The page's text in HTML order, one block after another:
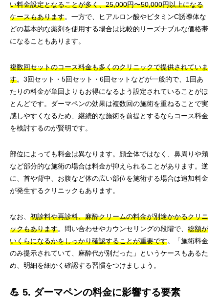
い料金設定となることが多く、25,000円〜50,000円以上になる
ケースもあります。一方で、ヒアルロン酸やビタミンC誘導体な
どの基本的な薬剤を使用する場合は比較的リーズナブルな価格帯
になることもあります。
複数回セットのコース料金も多くのクリニックで提供されていま
す。3回セット・5回セット・6回セットなどが一般的で、1回あ
たりの料金が単回よりもお得になるよう設定されていることがほ
とんどです。ダーマペンの効果は複数回の施術を重ねることで実
感しやすくなるため、継続的な施術を前提とするならコース料金
を検討するのが賢明です。
部位によっても料金は異なります。顔全体ではなく、鼻周りや頬
など部分的な施術の場合は料金が抑えられることがあります。逆
に、首や背中、お腹など体の広い部位を施術する場合は追加料金
が発生するクリニックもあります。
なお、 初診料や再診料、麻酔クリームの料金が別途かかるクリニ
ックもあります。問い合わせやカウンセリングの段階で、 総額が
いくらになるかをしっかり確認することが重要です。「施術料金
のみ提示されていて、麻酔代が別だった」というケースもあるた
め、明細を細かく確認する習慣をつけましょう。
💪 5. ダーマペンの料金に影響する要素